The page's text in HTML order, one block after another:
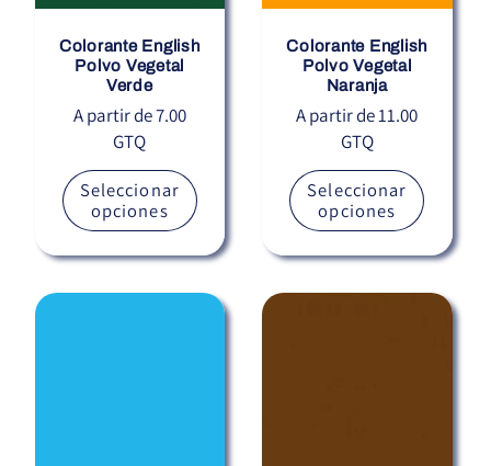
Colorante English
Polvo Vegetal
Verde
Precio
habitual
A partir de 7.00
GTQ
Seleccionar
opciones
Colorante English
Polvo Vegetal
Naranja
Precio
habitual
A partir de 11.00
GTQ
Seleccionar
opciones